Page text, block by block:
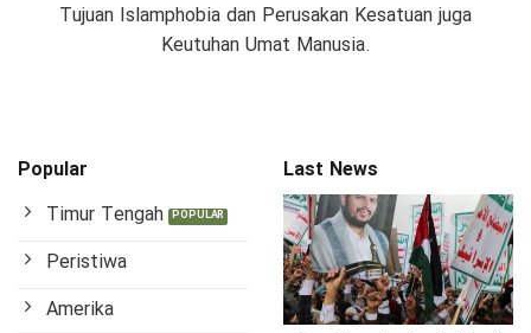
Tujuan Islamphobia dan Perusakan Kesatuan juga
Keutuhan Umat Manusia.
Popular
Timur Tengah
Peristiwa
Amerika
Last News